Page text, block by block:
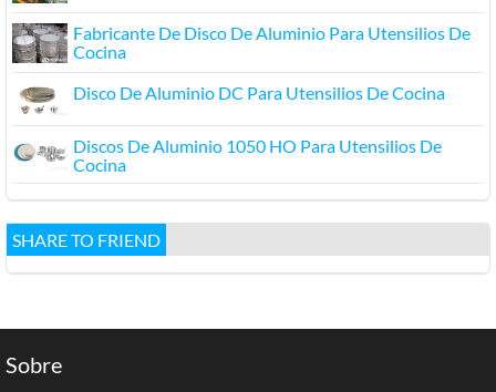
Fabricante De Disco De Aluminio Para Utensilios De
Cocina
Disco De Aluminio DC Para Utensilios De Cocina
Discos De Aluminio 1050 HO Para Utensilios De
Cocina
SHARE TO FRIEND
Sobre